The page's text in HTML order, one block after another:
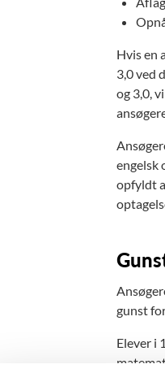
Hvis en
3,0 ved
og 3,0,
engelsk
opfyldt
gunst
Elever i